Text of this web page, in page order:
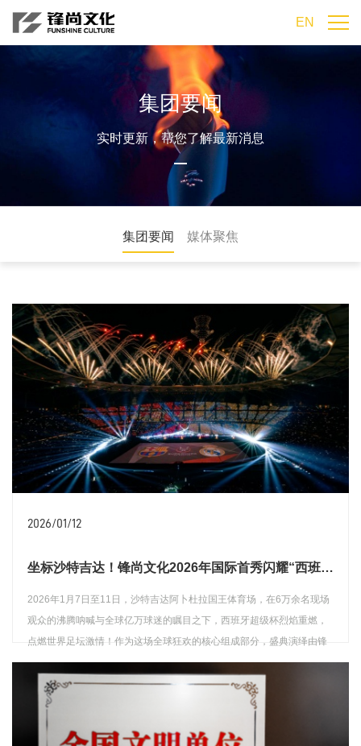
EN
集团要闻
实时更新，帮您了解最新消息
集团要闻 媒体聚焦
2026/01/12
坐标沙特吉达！锋尚文化2026年国际首秀闪耀“西班牙超级杯”
2026年1月7日至11日，沙特吉达阿卜杜拉国王体育场，在6万余名现场
观众的沸腾呐喊与全球亿万球迷的瞩目之下，西班牙超级杯烈焰重燃，
点燃世界足坛激情！作为这场全球狂欢的核心组成部分，盛典演绎由锋
尚文化以精妙创意打造，激荡起全球球迷的强烈共鸣，成就了一场震撼
的视听盛宴——这既是锋尚文化2026年的国际首秀，更是中国团队首次
全方位深度参与国际顶级足球赛事的创意设计与视觉呈现。
查看详情